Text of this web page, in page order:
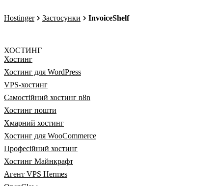
Hostinger Застосунки InvoiceShelf
ХОСТИНГ
Хостинг
Хостинг для WordPress
VPS-хостинг
Самостійний хостинг n8n
Хостинг пошти
Хмарний хостинг
Хостинг для WooCommerce
Професійний хостинг
Хостинг Майнкрафт
Агент VPS Hermes